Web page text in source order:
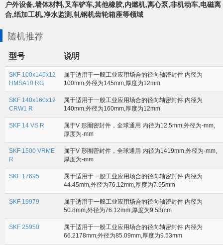
户外设备,墙体材料,叉车铲车,其他橡胶,内燃机,离心泵,非机动车,电磁离
合,纸加工机,净水监测,轧钢机齿轮箱座等领域
随机推荐
型号 说明
SKF 100x145x12
HMSA10 RG
属于适用于一般工业应用场合的径向轴密封件 内径为
100mm,外径为145mm,厚度为12mm
SKF 140x160x12
CRW1 R
属于适用于一般工业应用场合的径向轴密封件 内径为
140mm,外径为160mm,厚度为12mm
SKF 14 VS R
属于V 形圈密封件，全球通用 内径为12.5mm,外径为-mm,
厚度为-mm
SKF 1500 VRME
R
属于V 形圈密封件，全球通用 内径为1419mm,外径为-mm,
厚度为-mm
SKF 17695
属于适用于一般工业应用场合的径向轴密封件 内径为
44.45mm,外径为76.12mm,厚度为7.95mm
SKF 19979
属于适用于一般工业应用场合的径向轴密封件 内径为
50.8mm,外径为76.12mm,厚度为9.53mm
SKF 25950
属于适用于一般工业应用场合的径向轴密封件 内径为
66.2178mm,外径为85.09mm,厚度为9.53mm